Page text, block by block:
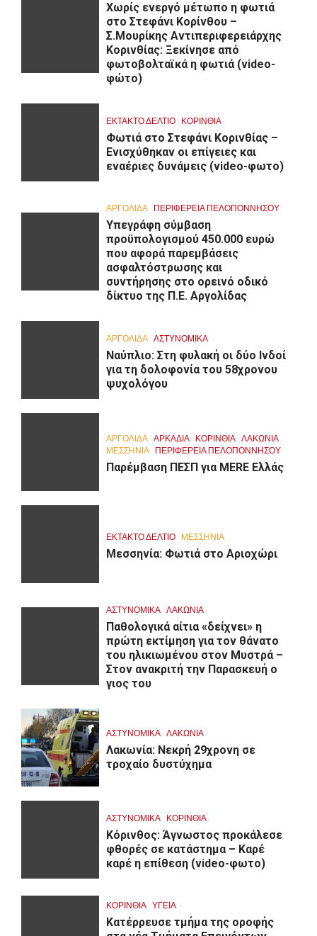
Χωρίς ενεργό μέτωπο η φωτιά
στο Στεφάνι Κορίνθου –
Σ.Μουρίκης Αντιπεριφερειάρχης
Κορινθίας: Ξεκίνησε από
φωτοβολταϊκά η φωτιά (video-
φώτο)
ΕΚΤΑΚΤΟ ΔΕΛΤΙΟ ΚΟΡΙΝΘΊΑ
Φωτιά στο Στεφάνι Κορινθίας –
Ενισχύθηκαν οι επίγειες και
εναέριες δυνάμεις (video-φωτο)
ΑΡΓΟΛΙΔΑ ΠΕΡΙΦΈΡΕΙΑ ΠΕΛΟΠΟΝΝΉΣΟΥ
Υπεγράφη σύμβαση
προϋπολογισμού 450.000 ευρώ
που αφορά παρεμβάσεις
ασφαλτόστρωσης και
συντήρησης στο ορεινό οδικό
δίκτυο της Π.Ε. Αργολίδας
ΑΡΓΟΛΙΔΑ ΑΣΤΥΝΟΜΙΚΑ
Ναύπλιο: Στη φυλακή οι δύο Ινδοί
για τη δολοφονία του 58χρονου
ψυχολόγου
ΑΡΓΟΛΙΔΑ ΑΡΚΑΔΊΑ ΚΟΡΙΝΘΊΑ ΛΑΚΩΝΙΑ
ΜΕΣΣΗΝΙΑ ΠΕΡΙΦΈΡΕΙΑ ΠΕΛΟΠΟΝΝΉΣΟΥ
Παρέμβαση ΠΕΣΠ για MERE Ελλάς
ΕΚΤΑΚΤΟ ΔΕΛΤΙΟ ΜΕΣΣΗΝΙΑ
Μεσσηνία: Φωτιά στο Αριοχώρι
ΑΣΤΥΝΟΜΙΚΑ ΛΑΚΩΝΙΑ
Παθολογικά αίτια «δείχνει» η
πρώτη εκτίμηση για τον θάνατο
του ηλικιωμένου στον Μυστρά –
Στον ανακριτή την Παρασκευή ο
γιος του
ΑΣΤΥΝΟΜΙΚΑ ΛΑΚΩΝΙΑ
Λακωνία: Νεκρή 29χρονη σε
τροχαίο δυστύχημα
ΑΣΤΥΝΟΜΙΚΑ ΚΟΡΙΝΘΊΑ
Κόρινθος: Άγνωστος προκάλεσε
φθορές σε κατάστημα – Καρέ
καρέ η επίθεση (video-φωτο)
ΚΟΡΙΝΘΊΑ ΥΓΕΙΑ
Kατέρρευσε τμήμα της οροφής